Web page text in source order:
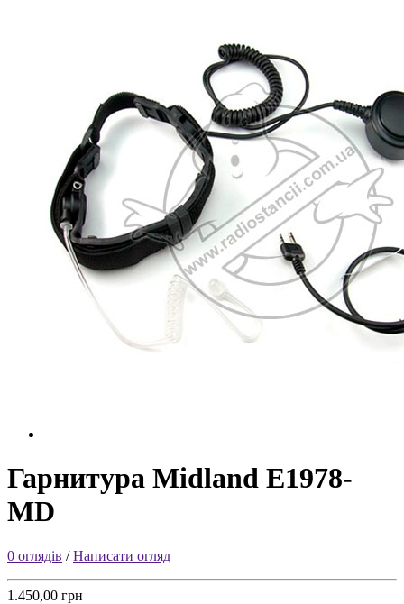
Гарнитура Midland E1978-
MD
0 оглядів /Написати огляд
1.450,00 грн